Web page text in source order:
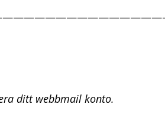
ditt webbmail konto.